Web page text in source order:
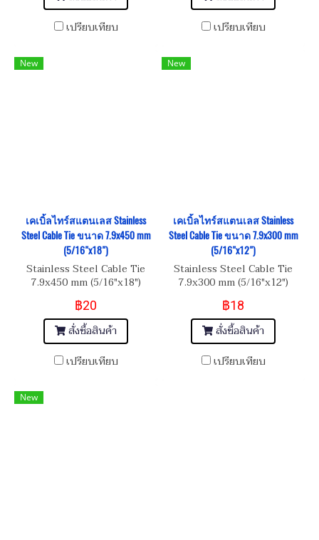
เปรียบเทียบ
เปรียบเทียบ
New
เคเบิ้ลไทร์สแตนเลส Stainless
Steel Cable Tie ขนาด 7.9x450 mm
(5/16"x18")
Stainless Steel Cable Tie
7.9x450 mm (5/16"x18")
฿20
สั่งซื้อสินค้า
เปรียบเทียบ
New
เคเบิ้ลไทร์สแตนเลส Stainless
Steel Cable Tie ขนาด 7.9x300 mm
(5/16"x12")
Stainless Steel Cable Tie
7.9x300 mm (5/16"x12")
฿18
สั่งซื้อสินค้า
เปรียบเทียบ
New